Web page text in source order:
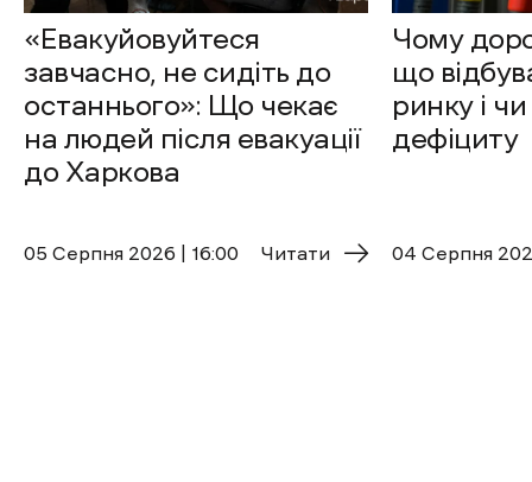
«Евакуйовуйтеся
завчасно, не сидіть до
останнього»: Що чекає
на людей після евакуації
до Харкова
05 Cерпня 2026 | 16:00 Читати
Чому
що
ринку і
дефіциту
04 Cерпня